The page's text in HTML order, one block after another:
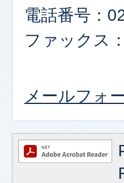
電話番号：
ファックス
メールフォ